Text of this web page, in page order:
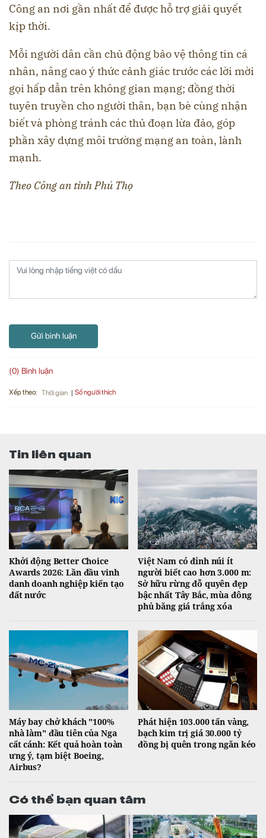
Công an nơi gần nhất để được hỗ trợ giải quyết
kịp thời.
Mỗi người dân cần chủ động bảo vệ thông tin cá
nhân, nâng cao ý thức cảnh giác trước các lời mời
gọi hấp dẫn trên không gian mạng; đồng thời
tuyên truyền cho người thân, bạn bè cùng nhận
biết và phòng tránh các thủ đoạn lừa đảo, góp
phần xây dựng môi trường mạng an toàn, lành
mạnh.
Theo Công an tỉnh Phú Thọ
Gửi bình luận
(0) Bình luận
Xếp theo: Thời gian Số người thích
Tin liên quan
Khởi động Better Choice
Awards 2026: Lần đầu vinh
danh doanh nghiệp kiến tạo
đất nước
Việt Nam có đỉnh núi ít
người biết cao hơn 3.000 m:
Sở hữu rừng đỗ quyên đẹp
bậc nhất Tây Bắc, mùa đông
phủ băng giá trắng xóa
Máy bay chở khách "100%
nhà làm" đầu tiên của Nga
cất cánh: Kết quả hoàn toàn
ưng ý, tạm biệt Boeing,
Airbus?
Phát hiện 103.000 tấn vàng,
bạch kim trị giá 30.000 tỷ
đồng bị quên trong ngăn kéo
Có thể bạn quan tâm